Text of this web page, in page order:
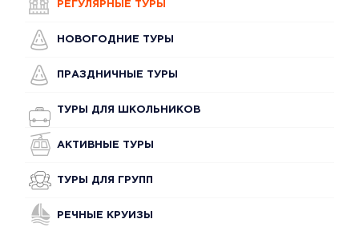
РЕГУЛЯРНЫЕ ТУРЫ
НОВОГОДНИЕ ТУРЫ
ПРАЗДНИЧНЫЕ ТУРЫ
ТУРЫ ДЛЯ ШКОЛЬНИКОВ
АКТИВНЫЕ ТУРЫ
ТУРЫ ДЛЯ ГРУПП
РЕЧНЫЕ КРУИЗЫ